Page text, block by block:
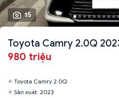
15
Toyota Camry 2.0Q
980 triệu
✧ Toyota Camry 2.0Q
✧ Sản xuất: 2023